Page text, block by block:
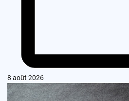
8 août 2026